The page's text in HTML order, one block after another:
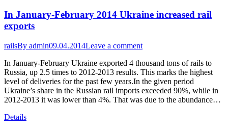
In January-February 2014 Ukraine increased rail
exports
railsBy admin09.04.2014Leave a comment
In January-February Ukraine exported 4 thousand tons of rails to
Russia, up 2.5 times to 2012-2013 results. This marks the highest
level of deliveries for the past few years.In the given period
Ukraine’s share in the Russian rail imports exceeded 90%, while in
2012-2013 it was lower than 4%. That was due to the abundance…
Details